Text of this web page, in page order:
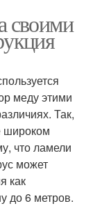
своими
меду этими
Так,
широком
что ламели
может
как
до 6 метров.